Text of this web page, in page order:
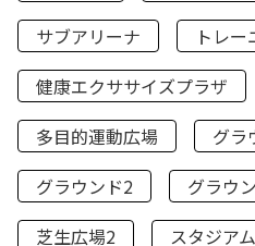
サブアリーナ
トレ
健康エクササイズプラザ
多目的運動広場
グラ
グラウンド2
グラウ
芝生広場2
スタジア